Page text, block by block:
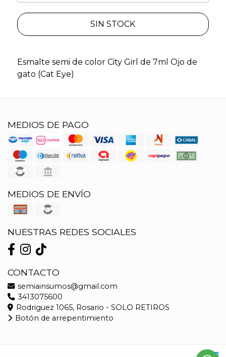
SIN STOCK
Esmalte semi de color City Girl de 7ml Ojo de
gato (Cat Eye)
MEDIOS DE PAGO
MEDIOS DE ENVÍO
NUESTRAS REDES SOCIALES
CONTACTO
semiainsumos@gmail.com
3413075600
Rodriguez 1065, Rosario - SOLO RETIROS
Botón de arrepentimiento